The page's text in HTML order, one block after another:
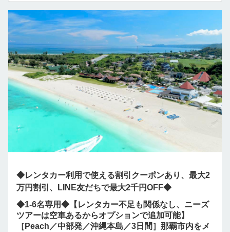
◆レンタカー利用で使える割引クーポンあり、最大2
万円割引、LINE友だちで最大2千円OFF◆
◆1-6名専用◆【レンタカー不足も関係なし、ニーズ
ツアーは空車あるからオプションで追加可能】
［Peach／中部発／沖縄本島／3日間］那覇市内をメ